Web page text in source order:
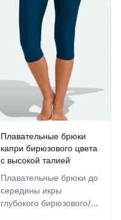
Плавательные брюки
капри бирюзового цвета
с высокой талией
Плавательные брюки до
середины икры
глубокого бирюзового/